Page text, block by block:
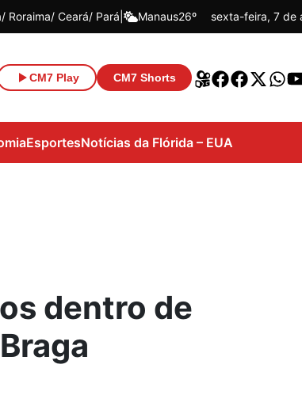
Roraima Ceará Pará Manaus26º sexta-feira, 7 de
CM7 Play CM7 Shorts
EsportesNotícias da Flórida – EUA
dentro de